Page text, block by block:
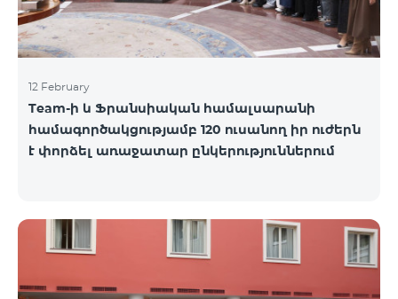
12 February
Team-ի և Ֆրանսիական համալսարանի
համագործակցությամբ 120 ուսանող իր ուժերն
է փորձել առաջատար ընկերություններում